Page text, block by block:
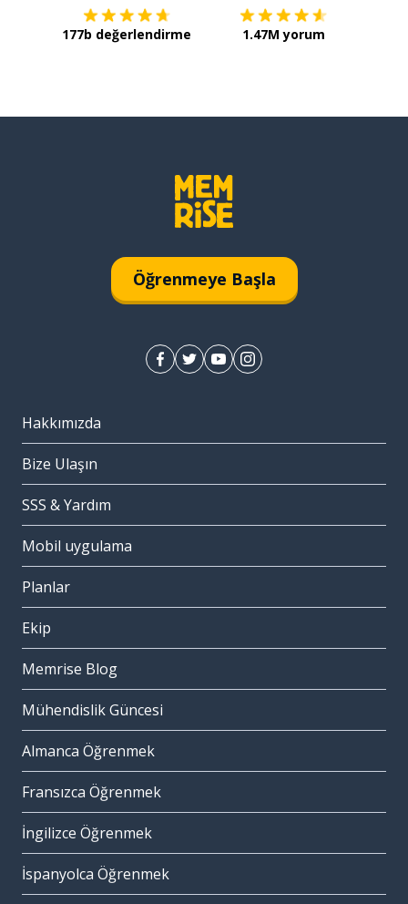
177b değerlendirme 1.47M yorum
Öğrenmeye Başla
Hakkımızda
Bize Ulaşın
SSS & Yardım
Mobil uygulama
Planlar
Ekip
Memrise Blog
Mühendislik Güncesi
Almanca Öğrenmek
Fransızca Öğrenmek
İngilizce Öğrenmek
İspanyolca Öğrenmek